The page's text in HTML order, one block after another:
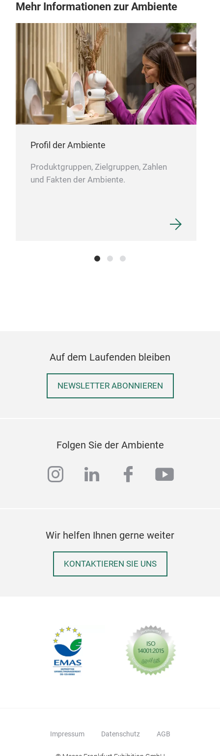
Mehr Informationen zur Ambiente
Profil der Ambiente
Produktgruppen, Zielgruppen, Zahlen
und Fakten der Ambiente.
Auf dem Laufenden bleiben
NEWSLETTER ABONNIEREN
Folgen Sie der Ambiente
instagram
linkedinfacebook
Wir helfen Ihnen gerne weiter
KONTAKTIEREN SIE UNS
Impressum Datenschutz AGB